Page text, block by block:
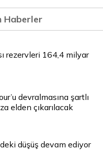
Haberler
rezervleri 164,4 milyar
devralmasına şartlı
elden çıkarılacak
düşüş devam ediyor